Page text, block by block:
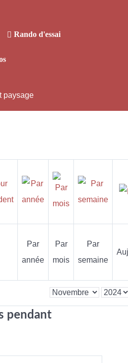
Rando d'essai
paysage
Par
année
Par
mois
Par
semaine
pendant